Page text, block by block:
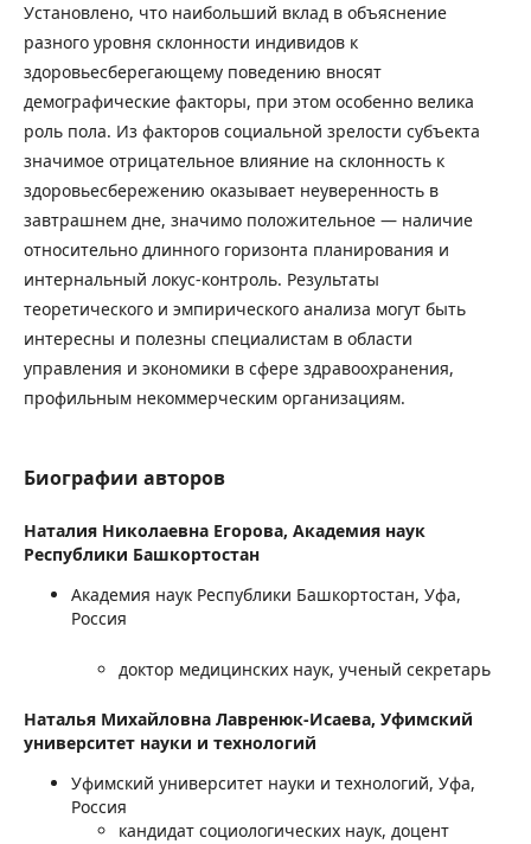
Установлено, что наибольший вклад в объяснение
разного уровня склонности индивидов к
здоровьесберегающему поведению вносят
демографические факторы, при этом особенно велика
роль пола. Из факторов социальной зрелости субъекта
значимое отрицательное влияние на склонность к
здоровьесбережению оказывает неуверенность в
завтрашнем дне, значимо положительное — наличие
относительно длинного горизонта планирования и
интернальный локус-контроль. Результаты
теоретического и эмпирического анализа могут быть
интересны и полезны специалистам в области
управления и экономики в сфере здравоохранения,
профильным некоммерческим организациям.
Биографии авторов
Наталия Николаевна Егорова, Академия наук
Республики Башкортостан
Академия наук Республики Башкортостан, Уфа,
Россия
доктор медицинских наук, ученый секретарь
Наталья Михайловна Лавренюк-Исаева, Уфимский
университет науки и технологий
Уфимский университет науки и технологий, Уфа,
Россия
кандидат социологических наук, доцент